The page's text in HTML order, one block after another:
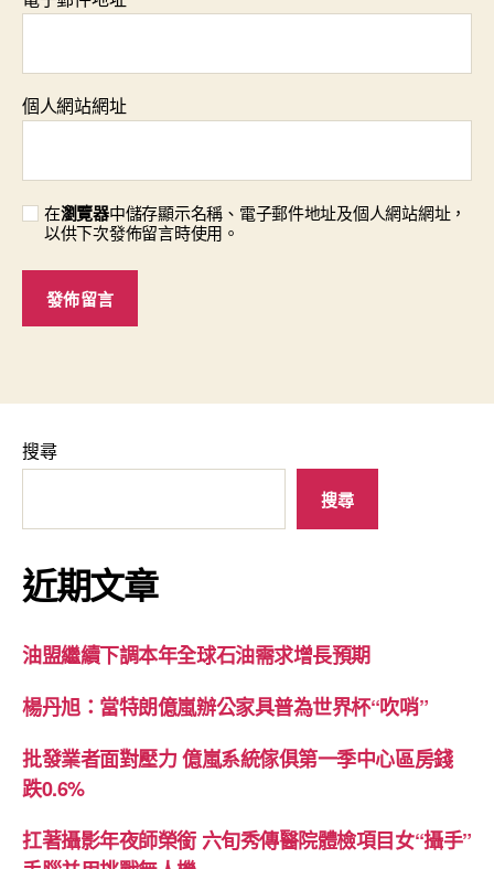
個人網站網址
在瀏覽器中儲存顯示名稱、電子郵件地址及個人網站網址，
以供下次發佈留言時使用。
搜尋
搜尋
近期文章
油盟繼續下調本年全球石油需求增長預期
楊丹旭：當特朗億嵐辦公家具普為世界杯“吹哨”
批發業者面對壓力 億嵐系統傢俱第一季中心區房錢
跌0.6%
扛著攝影年夜師榮銜 六旬秀傳醫院體檢項目女“攝手”